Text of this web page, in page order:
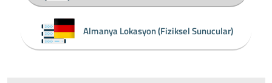
Almanya Lokasyon (Fiziksel Sunucular)